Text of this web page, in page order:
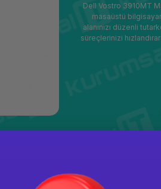
Dell Vostro 3910MT
masaüstü
alanınızı düzenli
süreçlerinizi